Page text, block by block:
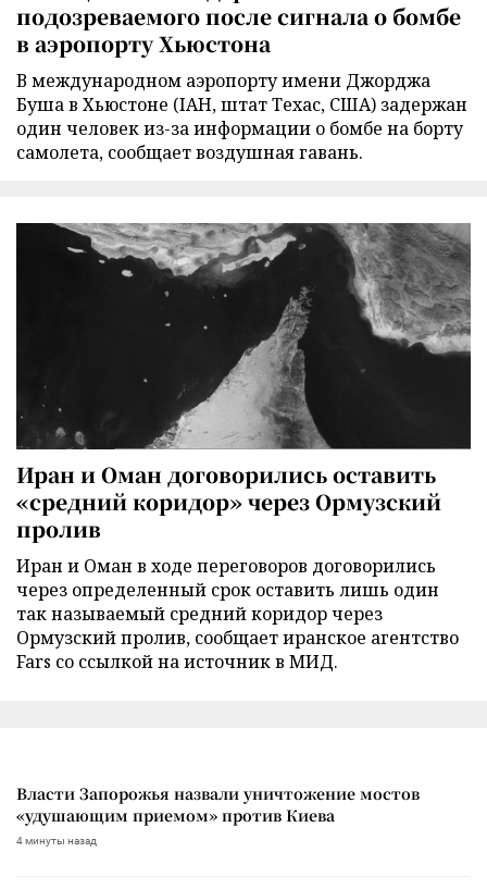
подозреваемого после сигнала о бомбе
в аэропорту Хьюстона
В международном аэропорту имени Джорджа
Буша в Хьюстоне (IAH, штат Техас, США) задержан
один человек из-за информации о бомбе на борту
самолета, сообщает воздушная гавань.
Иран и Оман договорились оставить
«средний коридор» через Ормузский
пролив
Иран и Оман в ходе переговоров договорились
через определенный срок оставить лишь один
так называемый средний коридор через
Ормузский пролив, сообщает иранское агентство
Fars со ссылкой на источник в МИД.
Власти Запорожья назвали уничтожение мостов
«удушающим приемом» против Киева
4 минуты назад